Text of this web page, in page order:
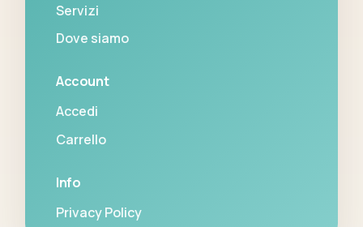
Servizi
Dove siamo
Account
Accedi
Carrello
Info
Privacy Policy